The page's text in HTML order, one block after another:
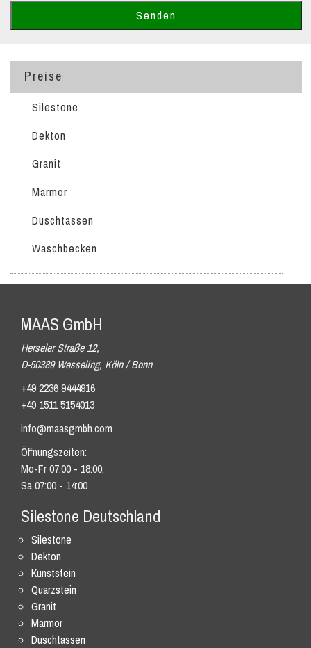
Preise
Silestone
Dekton
Granit
Marmor
Duschtassen
Waschbecken
MAAS GmbH
Herseler Straße 12,
D-50389 Wesseling, Köln / Bonn
+49 2236 9444916
+49 1511 5154013
info@maasgmbh.com
Öffnungszeiten:
Mo-Fr 07:00 - 18:00,
Sa 07:00 - 14:00
Silestone Deutschland
Silestone
Dekton
Kunststein
Quarzstein
Granit
Marmor
Duschtassen